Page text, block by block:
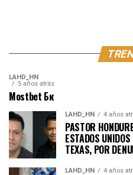
LAHD_HN
5 años atrás
Mostbet Бк
LAHD_HN 4 años
PASTOR
ESTADOS
TEXAS, POR
LAHD_HN 4 años